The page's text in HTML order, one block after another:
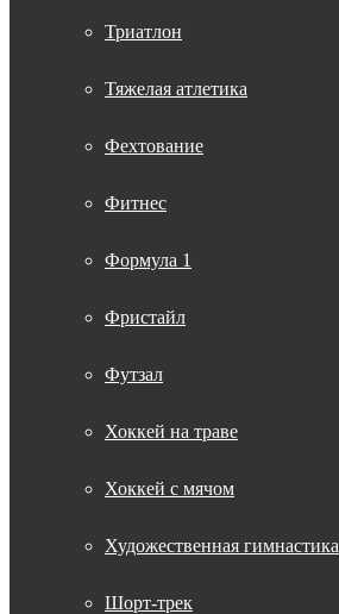
Триатлон
Тяжелая атлетика
Фехтование
Фитнес
Формула 1
Фристайл
Футзал
Хоккей на траве
Хоккей с мячом
Художественная гимнастика
Шорт-трек